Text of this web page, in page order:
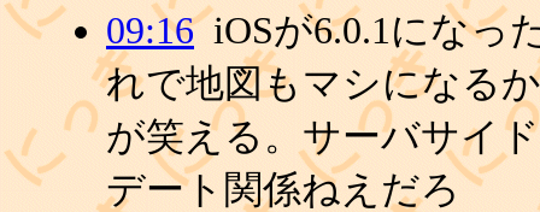
09:16 iOSが6.0.1になっ
れで地図もマシになる
が笑える。サーバサイ
デート関係ねえだろ